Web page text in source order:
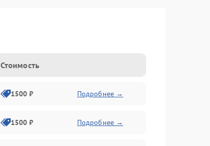
Стоимость
1500 ₽ Подробнее →
1500 ₽ Подробнее →